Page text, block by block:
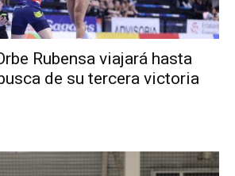
Rubensa viajará hasta
de su tercera victoria